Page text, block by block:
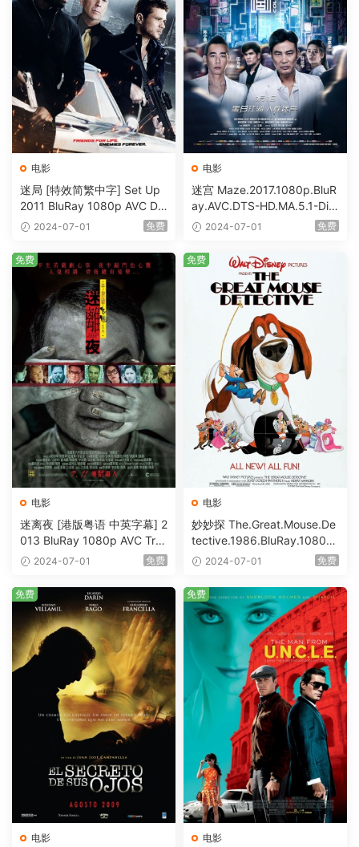
电影
迷局 [特效简繁中字] Set Up
2011 BluRay 1080p AVC DT
S-HD MA5.1-shhaclm@CHD
2024-07-01 免费
电影
迷宫 Maze.2017.1080p.BluR
ay.AVC.DTS-HD.MA.5.1-DiY
@HDHome [BDISO 19.7GB]
2024-07-01 免费
电影
迷离夜 [港版粤语 中英字幕] 2
013 BluRay 1080p AVC Tru
eHD5.1 [BDISO 22.64GB]
2024-07-01 免费
免费
电影
妙妙探 The.Great.Mouse.De
tective.1986.BluRay.1080p.
AVC.DTS-HD.MA.5.1-HDHo
2024-07-01 免费
免费
电影
免费
电影
免费